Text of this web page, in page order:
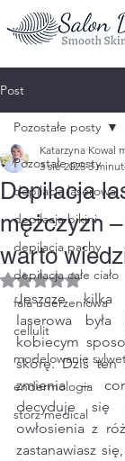
Post
Pozostałe posty
depilacja laserowa
depilacja bikini
depilacja pachy
depilacja całe ciało
fala uderzeniowa
cellulit
modelowanie
endermologia
storz medical
Pozostałe posty
Depilacja
mężczyzn
warto
Katarzyna Kowal
3 sie 2025 3
Oceniono na
Jeszcze
laserowa
kobiecym
skórę. Dziś ten
zmienia –
decyduje się
owłosienia z
zastanawiasz